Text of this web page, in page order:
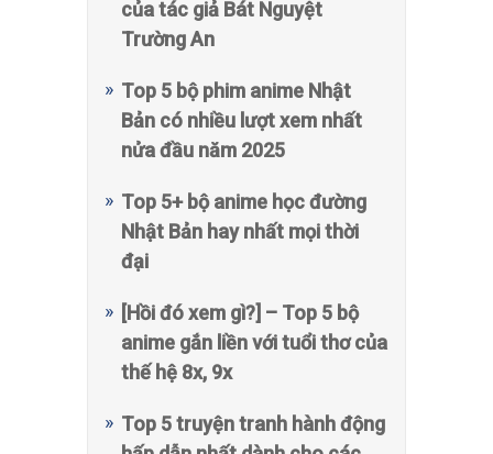
Top 5 bộ phim anime Nhật
Bản có nhiều lượt xem nhất
Top 5+ bộ anime học đường
Nhật Bản hay nhất mọi thời
[Hồi đó xem gì?] – Top 5 bộ
anime gắn liền với tuổi thơ của
Top 5 truyện tranh hành động
hấp dẫn nhất dành cho các